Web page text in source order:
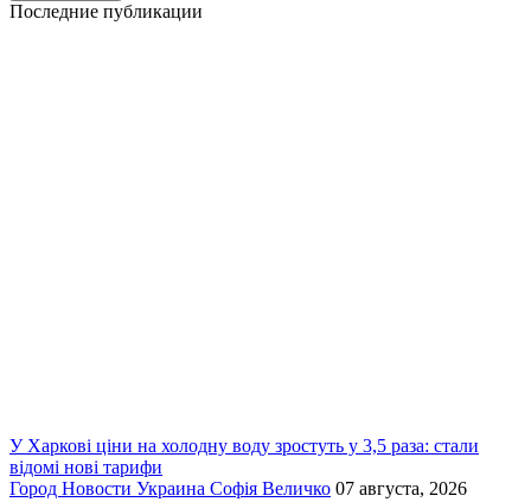
Последние публикации
У Харкові ціни на холодну воду зростуть у 3,5 раза: стали
відомі нові тарифи
Город Новости Украина Софія Величко 07 августа, 2026